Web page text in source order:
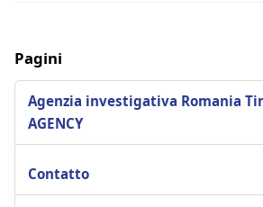
Pagini
Agenzia investigativa Romania
AGENCY
Contatto